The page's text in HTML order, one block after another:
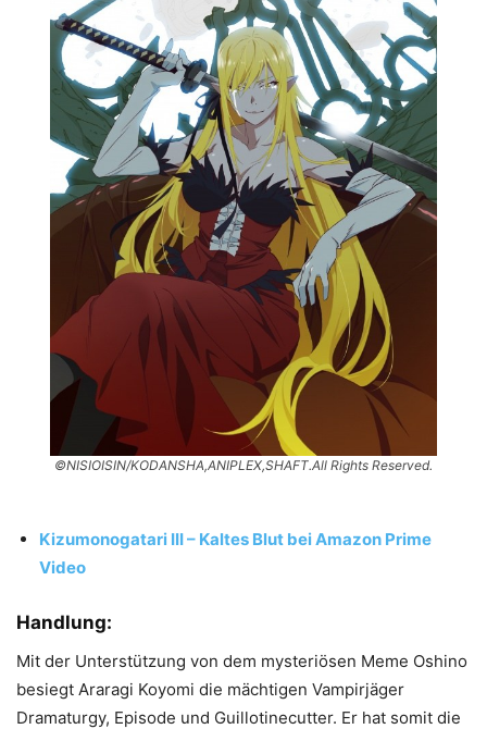
©NISIOISIN/KODANSHA,ANIPLEX,SHAFT.All Rights Reserved.
Kizumonogatari III – Kaltes Blut bei Amazon Prime
Video
Handlung:
Mit der Unterstützung von dem mysteriösen Meme Oshino
besiegt Araragi Koyomi die mächtigen Vampirjäger
Dramaturgy, Episode und Guillotinecutter. Er hat somit die